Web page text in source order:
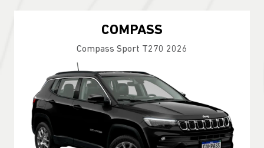
COMPASS
Compass Sport T270 2026